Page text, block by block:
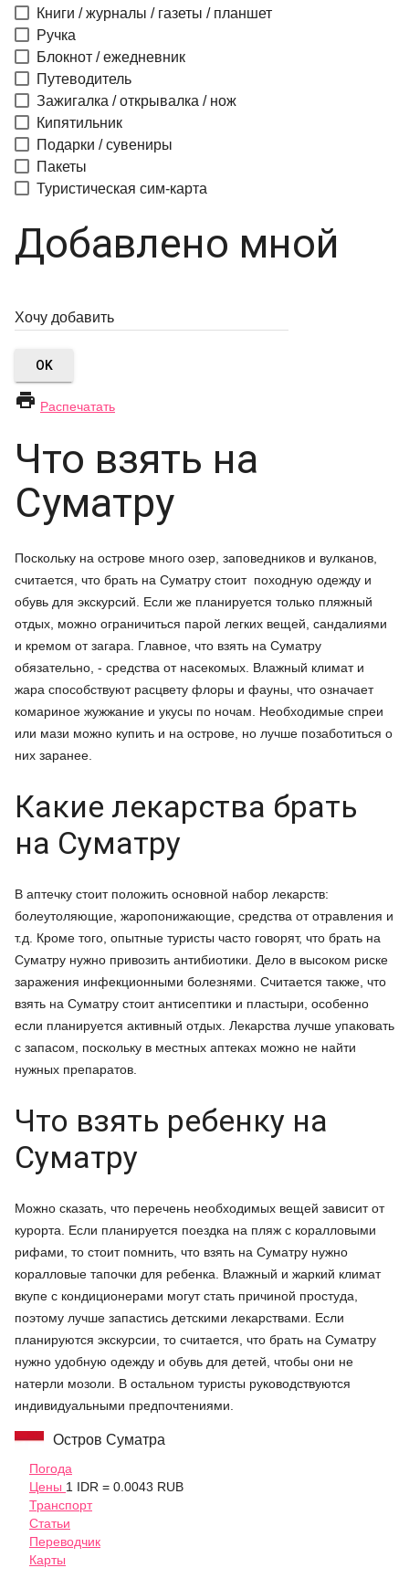
Книги / журналы / газеты / планшет
Ручка
Блокнот / ежедневник
Путеводитель
Зажигалка / открывалка / нож
Кипятильник
Подарки / сувениры
Пакеты
Туристическая сим-карта
Добавлено мной
OK
 Распечатать
Что взять на
Суматру
Поскольку на острове много озер, заповедников и вулканов,
считается, что брать на Суматру стоит походную одежду и
обувь для экскурсий. Если же планируется только пляжный
отдых, можно ограничиться парой легких вещей, сандалиями
и кремом от загара. Главное, что взять на Суматру
обязательно, - средства от насекомых. Влажный климат и
жара способствуют расцвету флоры и фауны, что означает
комариное жужжание и укусы по ночам. Необходимые спреи
или мази можно купить и на острове, но лучше позаботиться о
них заранее.
Какие лекарства брать
на Суматру
В аптечку стоит положить основной набор лекарств:
болеутоляющие, жаропонижающие, средства от отравления и
т.д. Кроме того, опытные туристы часто говорят, что брать на
Суматру нужно привозить антибиотики. Дело в высоком риске
заражения инфекционными болезнями. Считается также, что
взять на Суматру стоит антисептики и пластыри, особенно
если планируется активный отдых. Лекарства лучше упаковать
с запасом, поскольку в местных аптеках можно не найти
нужных препаратов.
Что взять ребенку на
Суматру
Можно сказать, что перечень необходимых вещей зависит от
курорта. Если планируется поездка на пляж с коралловыми
рифами, то стоит помнить, что взять на Суматру нужно
коралловые тапочки для ребенка. Влажный и жаркий климат
вкупе с кондиционерами могут стать причиной простуда,
поэтому лучше запастись детскими лекарствами. Если
планируются экскурсии, то считается, что брать на Суматру
нужно удобную одежду и обувь для детей, чтобы они не
натерли мозоли. В остальном туристы руководствуются
индивидуальными предпочтениями.
Остров Суматра
Погода
Цены 1 IDR = 0.0043 RUB
Транспорт
Статьи
Переводчик
Карты